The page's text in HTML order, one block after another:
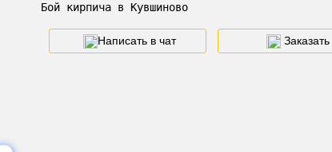
Бой кирпича в Кувшиново
Написать в чат Заказать